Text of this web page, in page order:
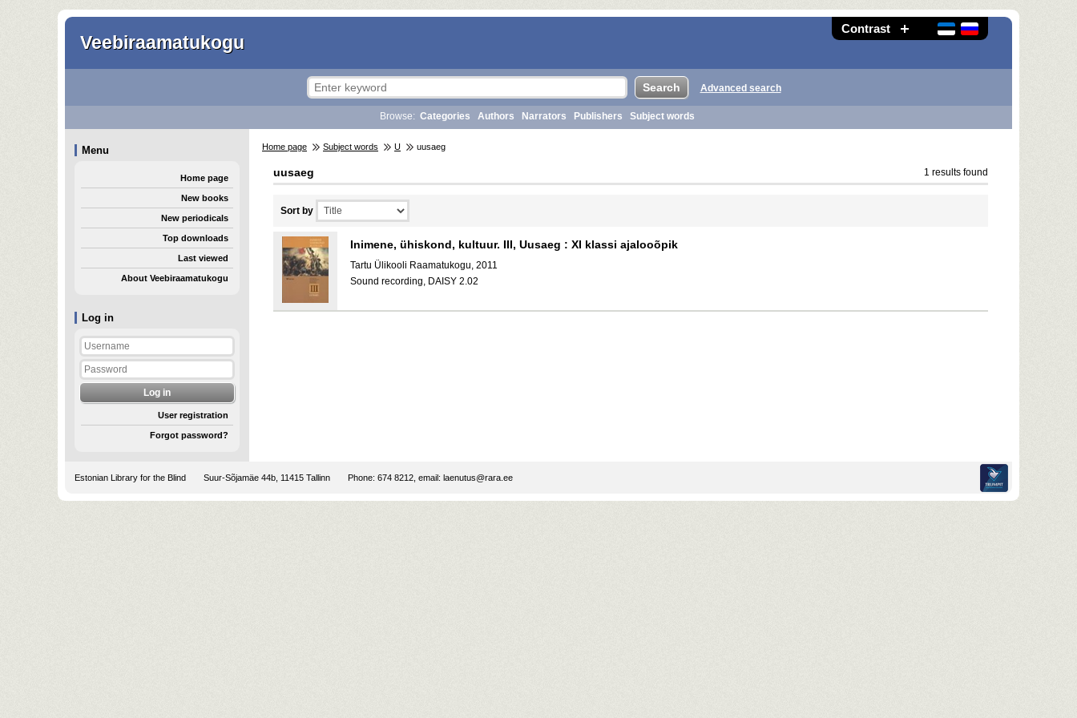
Contrast
Veebiraamatukogu
Log in
User registration
Forgot password?
Advanced search
Browse: Categories Authors Narrators Publishers Subject words
Menu
Home page
New books
New periodicals
Top downloads
Last viewed
About Veebiraamatukogu
Home page Subject words U uusaeg
uusaeg 1 results found
Sort by
Inimene, ühiskond, kultuur. III, Uusaeg : XI klassi ajalooõpik
Tartu Ülikooli Raamatukogu, 2011
Sound recording, DAISY 2.02
Estonian Library for the Blind Suur-Sõjamäe 44b, 11415 Tallinn Phone: 674 8212, email: laenutus@rara.ee